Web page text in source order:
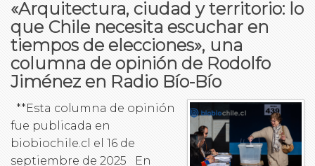
«Arquitectura, ciudad y territorio: lo
que Chile necesita escuchar en
tiempos de elecciones», una
columna de opinión de Rodolfo
Jiménez en Radio Bío-Bío
**Esta columna de opinión
fue publicada en
biobiochile.cl el 16 de
septiembre de 2025 En